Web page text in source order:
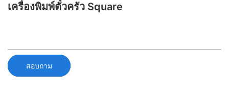
เครื่องพิมพ์ตั๋วครัว Square
สอบถาม